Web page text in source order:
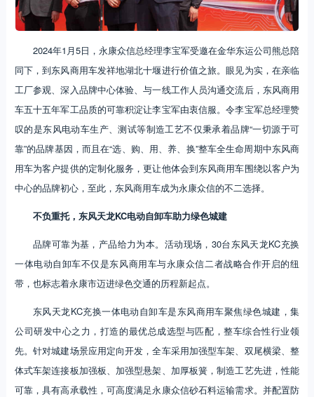
2024年1月5日，永康众信总经理李宝军受邀在金华东运公司熊总陪
同下，到东风商用车发祥地湖北十堰进行价值之旅。眼见为实，在亲临
工厂参观、深入品牌中心体验、与一线工作人员沟通交流后，东风商用
车五十五年军工品质的可靠积淀让李宝军由衷信服。令李宝军总经理赞
叹的是东风电动车生产、测试等制造工艺不仅秉承着品牌“一切源于可
靠”的品牌基因，而且在“选、购、用、养、换”整车全生命周期中东风商
用车为客户提供的定制化服务，更让他体会到东风商用车围绕以客户为
中心的品牌初心，至此，东风商用车成为永康众信的不二选择。
不负重托，东风天龙KC电动自卸车助力绿色城建
品牌可靠为基，产品给力为本。活动现场，30台东风天龙KC充换
一体电动自卸车不仅是东风商用车与永康众信二者战略合作开启的纽
带，也标志着永康市迈进绿色交通的历程新起点。
东风天龙KC充换一体电动自卸车是东风商用车聚焦绿色城建，集
公司研发中心之力，打造的最优总成选型与匹配，整车综合性行业领
先。针对城建场景应用定向开发，全车采用加强型车架、双尾横梁、整
体式车架连接板加强板、加强型悬架、加厚板簧，制造工艺先进，性能
可靠，具有高承载性，可高度满足永康众信砂石料运输需求。并配置防